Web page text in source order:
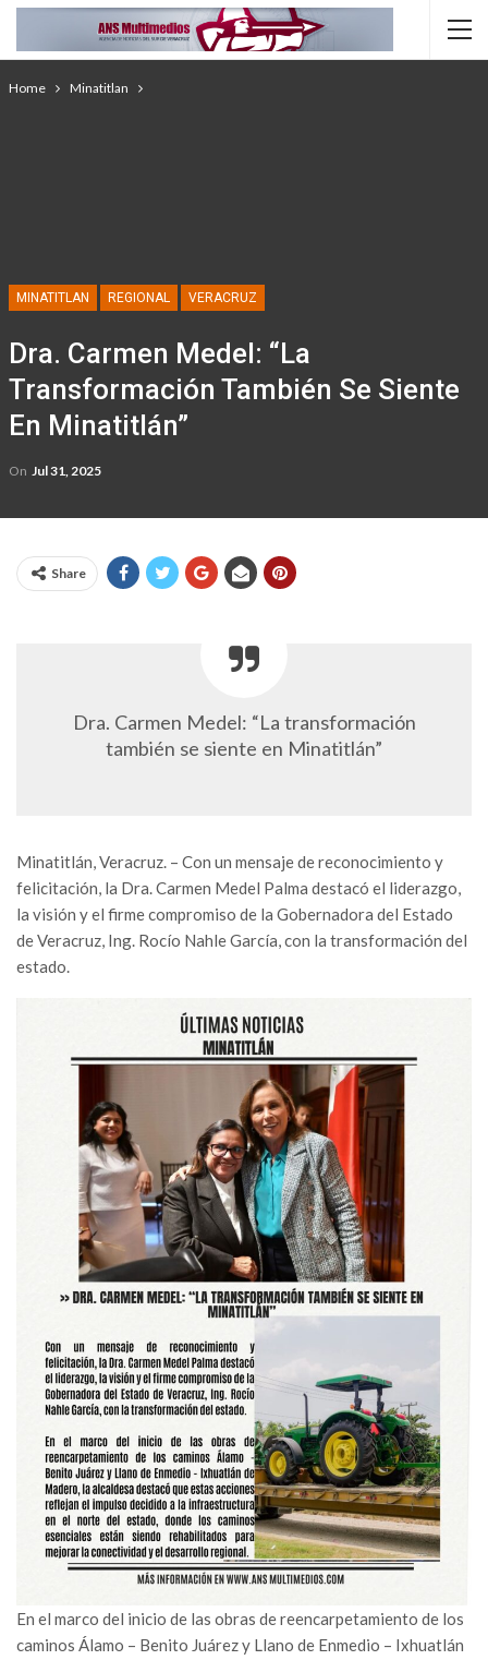
Home Minatitlan
MINATITLAN REGIONAL VERACRUZ
Dra. Carmen Medel: “La
Transformación También Se Siente
En Minatitlán”
On Jul 31, 2025
Share
Dra. Carmen Medel: “La transformación
también se siente en Minatitlán”
Minatitlán, Veracruz. – Con un mensaje de reconocimiento y
felicitación, la Dra. Carmen Medel Palma destacó el liderazgo,
la visión y el firme compromiso de la Gobernadora del Estado
de Veracruz, Ing. Rocío Nahle García, con la transformación del
estado.
En el marco del inicio de las obras de reencarpetamiento de los
caminos Álamo – Benito Juárez y Llano de Enmedio – Ixhuatlán